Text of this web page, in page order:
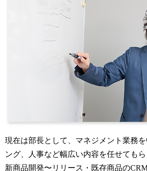
現在は部長として、マネジメント業務
ング、人事など幅広い内容を任せてもら
新商品開発〜リリース・既存商品の